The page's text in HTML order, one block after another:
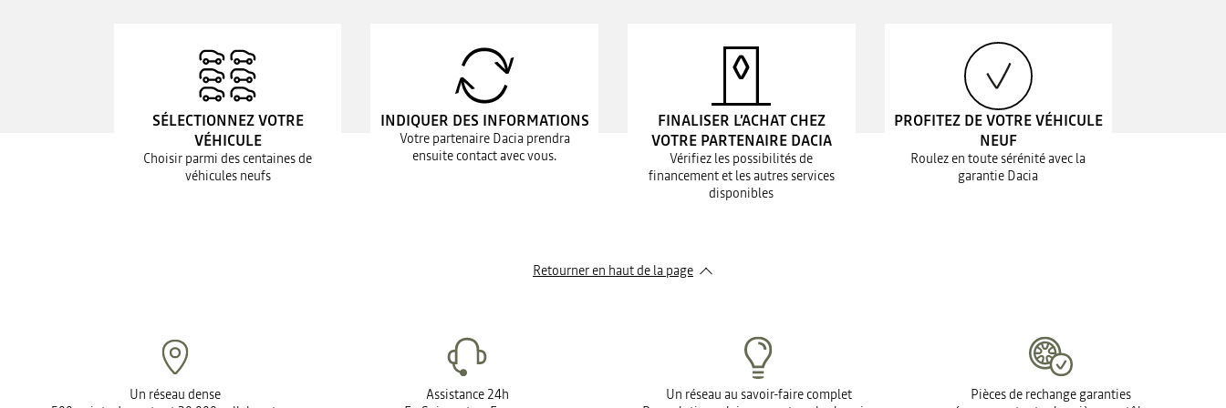
SÉLECTIONNEZ VOTRE
VÉHICULE
Choisir parmi des centaines de
véhicules neufs
INDIQUER DES INFORMATIONS
Votre partenaire Dacia prendra
ensuite contact avec vous.
FINALISER L’ACHAT CHEZ
VOTRE PARTENAIRE DACIA
Vérifiez les possibilités de
financement et les autres services
disponibles
PROFITEZ DE VOTRE VÉHICULE
NEUF
Roulez en toute sérénité avec la
garantie Dacia
Retourner en haut de la page
Un réseau dense
Assistance 24h
Un réseau au savoir-faire complet
Pièces de rechange garanties